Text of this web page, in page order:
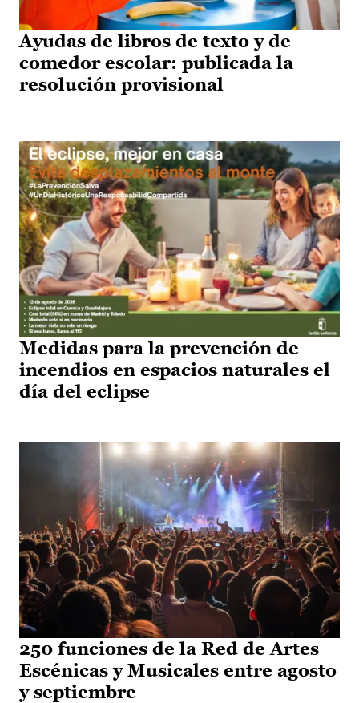
Ayudas de libros de texto y de
comedor escolar: publicada la
resolución provisional
Medidas para la prevención de
incendios en espacios naturales el
día del eclipse
250 funciones de la Red de Artes
Escénicas y Musicales entre agosto
y septiembre